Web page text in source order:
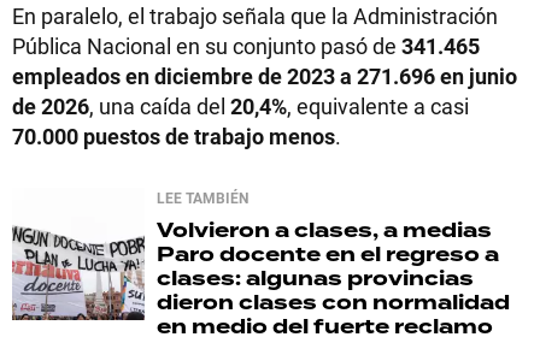
En paralelo, el trabajo señala que la Administración
Pública Nacional en su conjunto pasó de 341.465
empleados en diciembre de 2023 a 271.696 en junio
de 2026, una caída del 20,4%, equivalente a casi
70.000 puestos de trabajo menos.
LEE TAMBIÉN
Volvieron a clases, a medias
Paro docente en el regreso a
clases: algunas provincias
dieron clases con normalidad
en medio del fuerte reclamo